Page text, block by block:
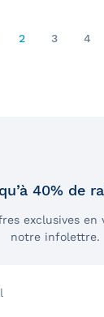
2 3 4
40% de
exclusives
notre infolettre.